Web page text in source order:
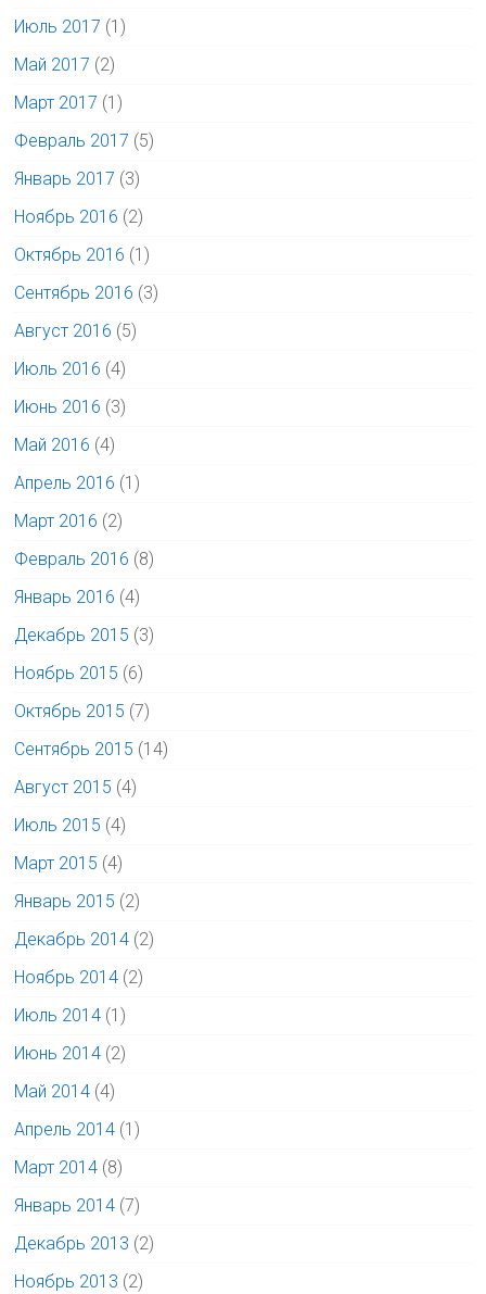
Июль 2017 (1)
Май 2017 (2)
Март 2017 (1)
Февраль 2017 (5)
Январь 2017 (3)
Ноябрь 2016 (2)
Октябрь 2016 (1)
Сентябрь 2016 (3)
Август 2016 (5)
Июль 2016 (4)
Июнь 2016 (3)
Май 2016 (4)
Апрель 2016 (1)
Март 2016 (2)
Февраль 2016 (8)
Январь 2016 (4)
Декабрь 2015 (3)
Ноябрь 2015 (6)
Октябрь 2015 (7)
Сентябрь 2015 (14)
Август 2015 (4)
Июль 2015 (4)
Март 2015 (4)
Январь 2015 (2)
Декабрь 2014 (2)
Ноябрь 2014 (2)
Июль 2014 (1)
Июнь 2014 (2)
Май 2014 (4)
Апрель 2014 (1)
Март 2014 (8)
Январь 2014 (7)
Декабрь 2013 (2)
Ноябрь 2013 (2)